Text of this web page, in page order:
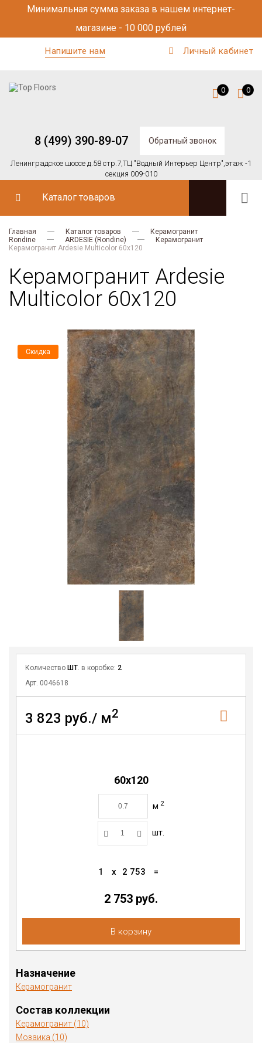
Минимальная сумма заказа в нашем интернет-
магазине - 10 000 рублей
Напишите нам Личный кабинет
8 (499) 390-89-07 Обратный звонок
Ленинградское шоссе д.58 стр.7,ТЦ "Водный Интерьер Центр",этаж -1
секция 009-010
0 0
Каталог товаров
Главная Каталог товаров
Керамогранит
Rondine
ARDESIE (Rondine)
Керамогранит
Керамогранит Ardesie Multicolor 60x120
Керамогранит Ardesie
Multicolor 60x120
Скидка
Количество ШТ . в коробке: 2
Арт. 0046618
3 823 руб./ м2
60x120
м 2
шт.
1 x 2 753 =
2 753 руб.
В корзину
Назначение
Керамогранит
Состав коллекции
Керамогранит (10)
Мозаика (10)